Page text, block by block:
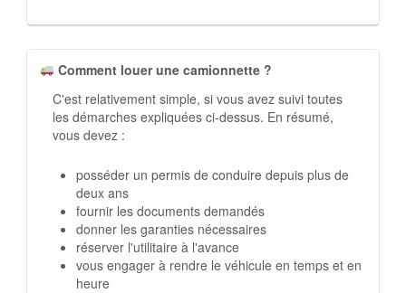
Comment louer une camionnette ?
C'est relativement simple, si vous avez suivi toutes
les démarches expliquées ci-dessus. En résumé,
vous devez :
posséder un permis de conduire depuis plus de
deux ans
fournir les documents demandés
donner les garanties nécessaires
réserver l'utilitaire à l'avance
vous engager à rendre le véhicule en temps et en
heure